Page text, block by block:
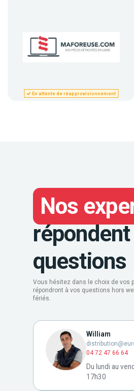
En attente de réapprovisionnement
Nos
questions
Vous hésitez dans le choix de vos
répondront à vos questions hors
fériés.
William
04 72 47 66 64
Du lundi au
17h30